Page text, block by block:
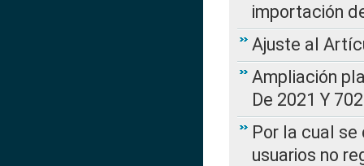
importación
Ajuste al
Ampliación
De 2021 Y
Por la cual
usuarios no